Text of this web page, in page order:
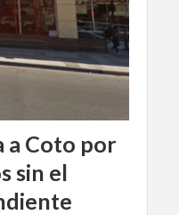
a Coto por
sin el